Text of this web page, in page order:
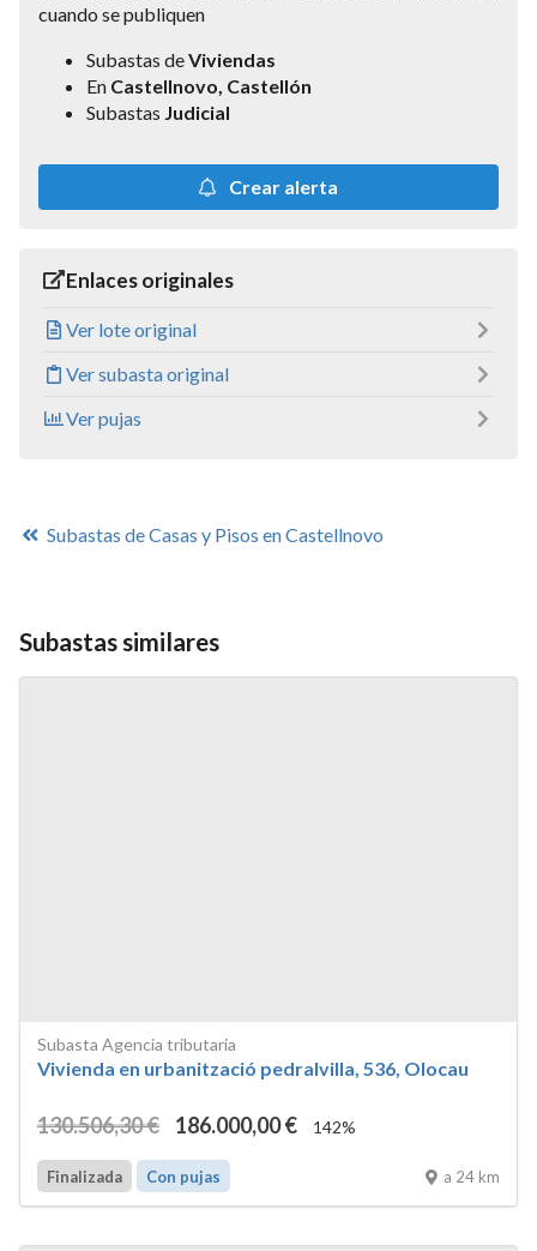
cuando se publiquen
Subastas deViviendas
En Castellnovo, Castellón
Subastas Judicial
Crear alerta
Enlaces originales
Ver lote original
Ver subasta original
Ver pujas
Subastas de Casas y Pisos en Castellnovo
Subastas similares
Subasta Agencia tributaria
Vivienda en urbanització pedralvilla, 536, Olocau
130.506,30€ 186.000,00€ 142%
Finalizada Con pujas a 24 km